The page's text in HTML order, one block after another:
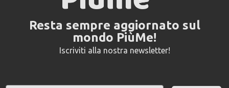
Resta sempre aggiornato sul
mondo PiùMe!
Iscriviti alla nostra newsletter!